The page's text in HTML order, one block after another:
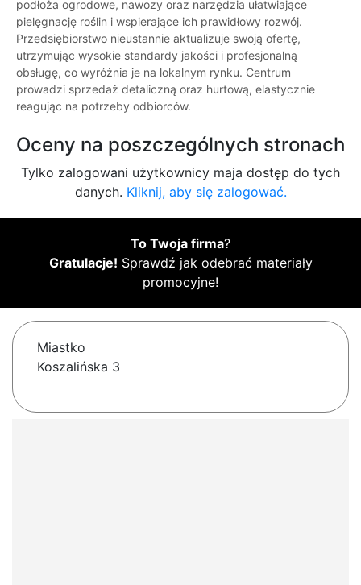
podłoża ogrodowe, nawozy oraz narzędzia ułatwiające
pielęgnację roślin i wspierające ich prawidłowy rozwój.
Przedsiębiorstwo nieustannie aktualizuje swoją ofertę,
utrzymując wysokie standardy jakości i profesjonalną
obsługę, co wyróżnia je na lokalnym rynku. Centrum
prowadzi sprzedaż detaliczną oraz hurtową, elastycznie
reagując na potrzeby odbiorców.
Oceny na poszczególnych stronach
Tylko zalogowani użytkownicy maja dostęp do tych
danych. Kliknij, aby się zalogować.
To Twoja firma?
Gratulacje! Sprawdź jak odebrać materiały
promocyjne!
Miastko
Koszalińska 3